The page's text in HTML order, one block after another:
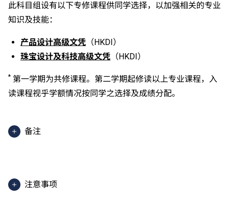
此科目组设有以下专修课程供同学选择，以加强相关的专业
知识及技能：
产品设计高级文凭 （HKDI）
珠宝设计及科技高级文凭 （HKDI）
* 第一学期为共修课程。第二学期起修读以上专业课程，入
读课程视乎学额情况按同学之选择及成绩分配。
备注
数。分数只供参考。（分数对应为：5**=7分；5*=6
分；5=5分；4=4分；3=3分；2=2分；1=1分）
注意事项